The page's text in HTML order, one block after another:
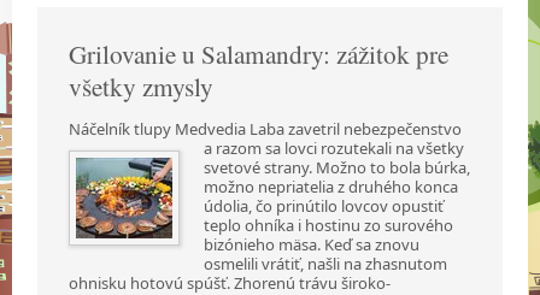
Grilovanie u Salamandry: zážitok pre
všetky zmysly
Náčelník tlupy Medvedia Laba zavetril nebezpečenstvo
a razom sa lovci rozutekali na všetky
svetové strany. Možno to bola búrka,
možno nepriatelia z druhého konca
údolia, čo prinútilo lovcov opustiť
teplo ohníka i hostinu zo surového
bizónieho mäsa. Keď sa znovu
osmelili vrátiť, našli na zhasnutom
ohnisku hotovú spúšť. Zhorenú trávu široko-